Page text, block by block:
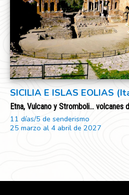
SICILIA E ISLAS EOLIAS
Etna, Vulcano y Stromboli... volcanes
11 días/5 de senderismo
25 marzo al 4 abril de 2027